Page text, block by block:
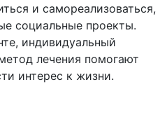
и самореализоваться,
социальные проекты.
индивидуальный
лечения помогают
интерес к жизни.